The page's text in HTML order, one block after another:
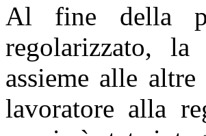
Al fine della
regolarizzato,
assieme alle
lavoratore alla